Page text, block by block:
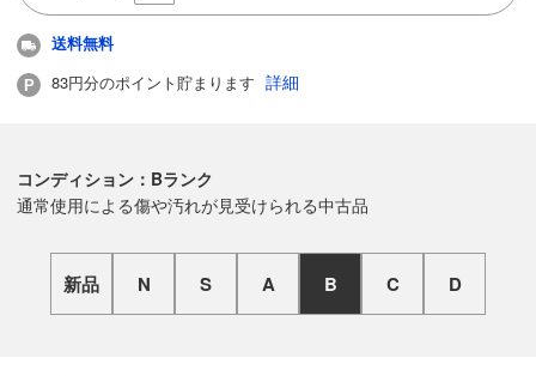
送料無料
83円分のポイント貯まります 詳細
コンディション：Bランク
通常使用による傷や汚れが見受けられる中古品
新品 N S A B C D